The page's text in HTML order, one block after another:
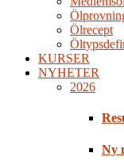
Ölrecept
KURSER
NYHETER
2026
Ny